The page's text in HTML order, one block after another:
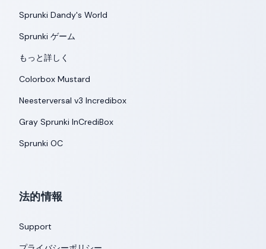
Sprunki Dandy's World
Sprunki ゲーム
もっと詳しく
Colorbox Mustard
Neesterversal v3 Incredibox
Gray Sprunki InCrediBox
Sprunki OC
法的情報
Support